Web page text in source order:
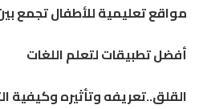
مواقع تعليمية للأطفال تجمع
أفضل تطبيقات لتعلم اللغات
القلق..تعريفه وتأثيره وكيفية